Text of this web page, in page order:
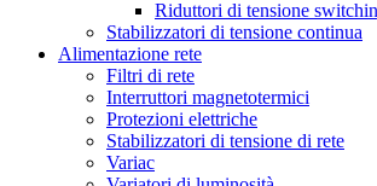
Riduttori di tensione
Stabilizzatori di tensione continua
Alimentazione rete
Filtri di rete
Interruttori magnetotermici
Protezioni elettriche
Stabilizzatori di tensione di rete
Variac